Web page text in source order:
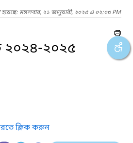
হয়েছে: মঙ্গলবার, ২১ জানুয়ারী, ২০২৫ এ ০২:০৩ PM
২০২৪-২০২৫
ক্লিক করুন